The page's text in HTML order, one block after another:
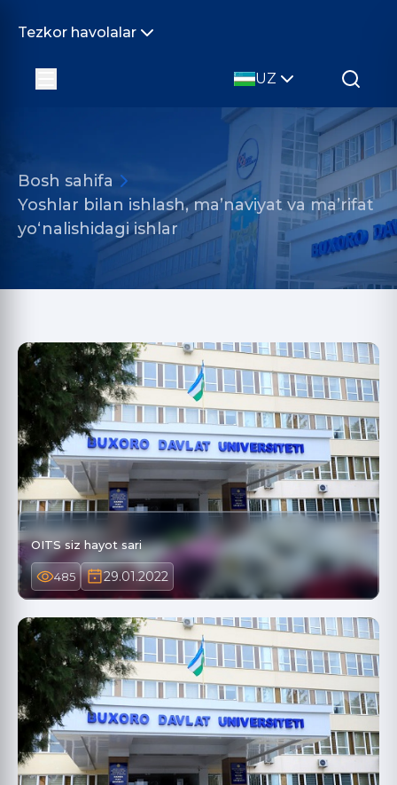
Tezkor havolalar
UZ
Bosh sahifa
Yoshlar bilan ishlash, ma’naviyat va ma’rifat
yo‘nalishidagi ishlar
OITS siz hayot sari
485 29.01.2022